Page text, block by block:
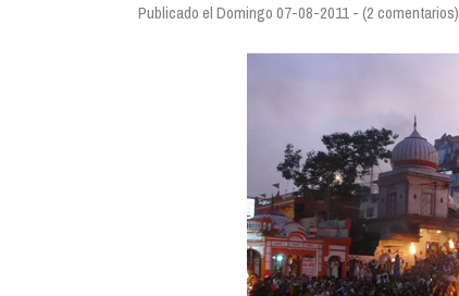
Publicado el Domingo 07-08-2011 - (2 comentarios)